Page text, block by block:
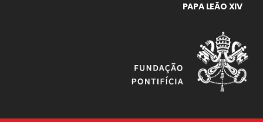
PAPA LEÃO XIV